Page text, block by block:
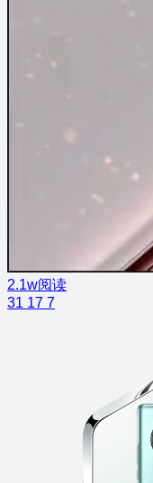
2.1w阅读
31 17 7